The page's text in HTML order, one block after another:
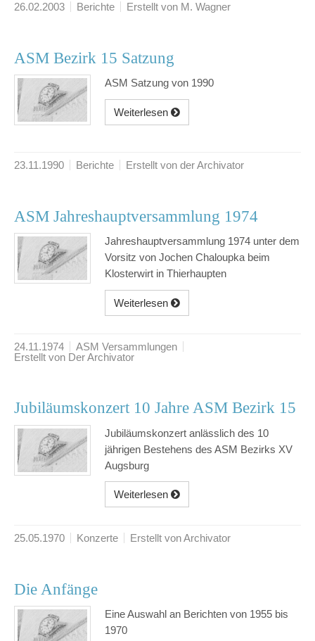
26.02.2003 Berichte Erstellt von M. Wagner
ASM Bezirk 15 Satzung
ASM Satzung von 1990
Weiterlesen
23.11.1990 Berichte Erstellt von der Archivator
ASM Jahreshauptversammlung 1974
Jahreshauptversammlung 1974 unter dem
Vorsitz von Jochen Chaloupka beim
Klosterwirt in Thierhaupten
Weiterlesen
24.11.1974
ASM Versammlungen
Erstellt von Der Archivator
Jubiläumskonzert 10 Jahre ASM Bezirk 15
Jubiläumskonzert anlässlich des 10
jährigen Bestehens des ASM Bezirks XV
Augsburg
Weiterlesen
25.05.1970 Konzerte Erstellt von Archivator
Die Anfänge
Eine Auswahl an Berichten von 1955 bis
1970